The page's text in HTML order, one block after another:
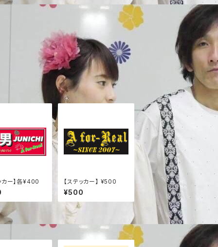
カー】各¥400 【ステッカー】 ¥500
¥500